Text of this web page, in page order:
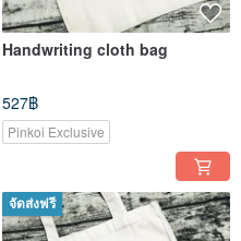
Handwriting cloth bag
527฿
Pinkoi Exclusive
จัดส่งฟรี